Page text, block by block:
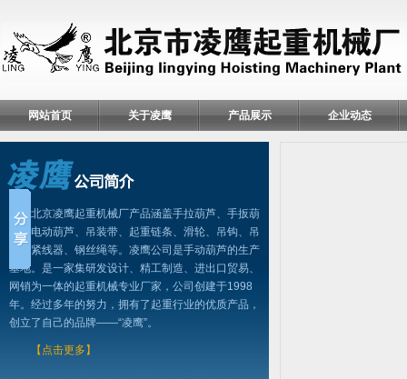
网站首页 关于凌鹰 产品展示 企业动态
北京凌鹰起重机械厂产品涵盖手拉葫芦、手扳葫
芦、电动葫芦、吊装带、起重链条、滑轮、吊钩、吊
具、紧线器、钢丝绳等。凌鹰公司是手动葫芦的生产
基地。是一家集研发设计、精工制造、进出口贸易、
网销为一体的起重机械专业厂家，公司创建于1998
年。经过多年的努力，拥有了起重行业的优质产品，
创立了自己的品牌——“凌鹰”。
【点击更多】